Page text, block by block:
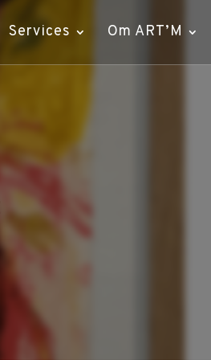
Services Om ART’M